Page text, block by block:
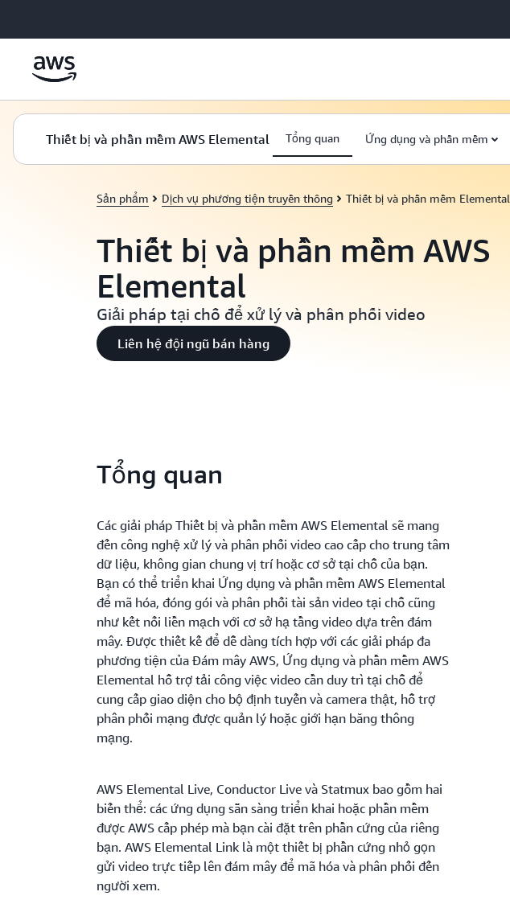
Thiết bị và phần mềm AWS Elemental Tổng quan Ứng dụng và phần mềm
Sản phẩm Dịch vụ phương tiện truyền thông Thiết bị và phần mềm Elemental
Thiết bị và phần mềm AWS
Elemental
Giải pháp tại chỗ để xử lý và phân phối video
Liên hệ đội ngũ bán hàng
Tổng quan
Các giải pháp Thiết bị và phần mềm AWS Elemental sẽ mang
đến công nghệ xử lý và phân phối video cao cấp cho trung tâm
dữ liệu, không gian chung vị trí hoặc cơ sở tại chỗ của bạn.
Bạn có thể triển khai Ứng dụng và phần mềm AWS Elemental
để mã hóa, đóng gói và phân phối tài sản video tại chỗ cũng
như kết nối liền mạch với cơ sở hạ tầng video dựa trên đám
mây. Được thiết kế để dễ dàng tích hợp với các giải pháp đa
phương tiện của Đám mây AWS, Ứng dụng và phần mềm AWS
Elemental hỗ trợ tải công việc video cần duy trì tại chỗ để
cung cấp giao diện cho bộ định tuyến và camera thật, hỗ trợ
phân phối mạng được quản lý hoặc giới hạn băng thông
mạng.
AWS Elemental Live, Conductor Live và Statmux bao gồm hai
biến thể: các ứng dụng sẵn sàng triển khai hoặc phần mềm
được AWS cấp phép mà bạn cài đặt trên phần cứng của riêng
bạn. AWS Elemental Link là một thiết bị phần cứng nhỏ gọn
gửi video trực tiếp lên đám mây để mã hóa và phân phối đến
người xem.